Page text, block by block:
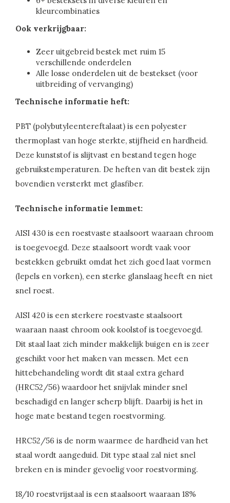
kleurcombinaties
Ook verkrijgbaar:
Zeer uitgebreid bestek met ruim 15
verschillende onderdelen
Alle losse onderdelen uit de bestekset (voor
uitbreiding of vervanging)
Technische informatie heft:
PBT (polybutyleentereftalaat) is een polyester
thermoplast van hoge sterkte, stijfheid en hardheid.
Deze kunststof is slijtvast en bestand tegen hoge
gebruikstemperaturen. De heften van dit bestek zijn
bovendien versterkt met glasfiber.
Technische informatie lemmet:
AISI 430 is een roestvaste staalsoort waaraan chroom
is toegevoegd. Deze staalsoort wordt vaak voor
bestekken gebruikt omdat het zich goed laat vormen
(lepels en vorken), een sterke glanslaag heeft en niet
snel roest.
AISI 420 is een sterkere roestvaste staalsoort
waaraan naast chroom ook koolstof is toegevoegd.
Dit staal laat zich minder makkelijk buigen en is zeer
geschikt voor het maken van messen. Met een
hittebehandeling wordt dit staal extra gehard
(HRC52/56) waardoor het snijvlak minder snel
beschadigd en langer scherp blijft. Daarbij is het in
hoge mate bestand tegen roestvorming.
HRC52/56 is de norm waarmee de hardheid van het
staal wordt aangeduid. Dit type staal zal niet snel
breken en is minder gevoelig voor roestvorming.
18/10 roestvrijstaal is een staalsoort waaraan 18%